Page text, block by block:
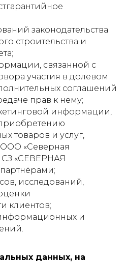
законодательства
строительства и
связанной с
участия в долевом
соглашений
прав к нему;
информации,
товаров и услуг,
«Северная
«СЕВЕРНАЯ
исследований,
клиентов;
и
данных, на